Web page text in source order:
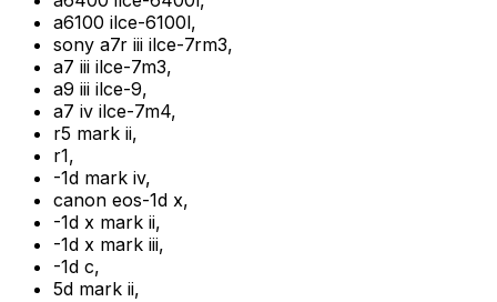
a6100 ilce-6100l,
sony a7r iii ilce-7rm3,
a7 iii ilce-7m3,
a9 iii ilce-9,
a7 iv ilce-7m4,
r5 mark ii,
r1,
-1d mark iv,
canon eos-1d x,
-1d x mark ii,
-1d x mark iii,
-1d c,
5d mark ii,